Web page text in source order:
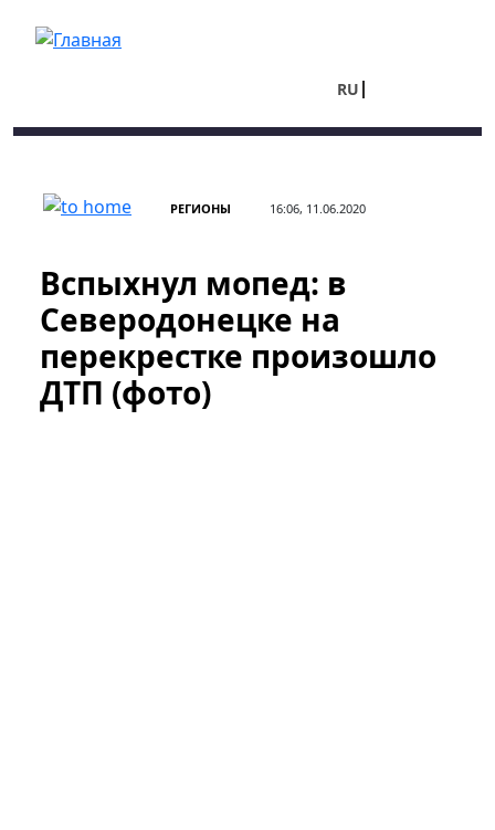
RU
РЕГИОНЫ 16:06, 11.06.2020
Вспыхнул мопед: в
Северодонецке на
перекрестке произошло
ДТП (фото)